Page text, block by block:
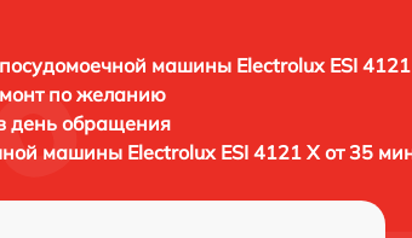
посудомоечной машины Electrolux ESI 4121
по желанию
день обращения
машины Electrolux ESI 4121 X от 35